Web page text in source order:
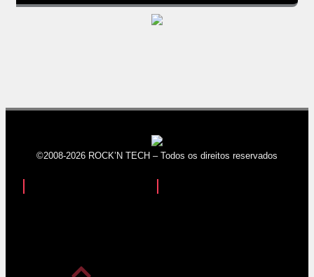
©2008-2026 ROCK’N TECH – Todos os direitos reservados